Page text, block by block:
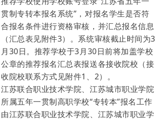
贯制专转本报名系统”，对报名学生是否符
合报名条件进行资格审核，并汇总报名信息
（汇总表见附件3）。系统审核截止时间为3
月30日。推荐学校于3月30日前将加盖学校
公章的推荐报名汇总表报送各接收院校（接
收院校联系方式见附件1、2）。
江苏联合职业技术学院、江苏城市职业学院
所属五年一贯制高职学校“专转本”报名工作
由江苏联合职业技术学院、江苏城市职业学